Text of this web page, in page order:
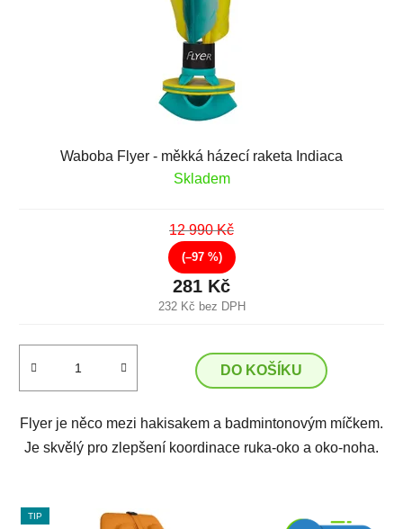
Waboba Flyer - měkká házecí raketa Indiaca
Skladem
232 Kč bez DPH
281 Kč
12 990 Kč
(–97 %)
DO KOŠÍKU
Flyer je něco mezi hakisakem a badmintonovým míčkem.
Je skvělý pro zlepšení koordinace ruka-oko a oko-noha.
TIP